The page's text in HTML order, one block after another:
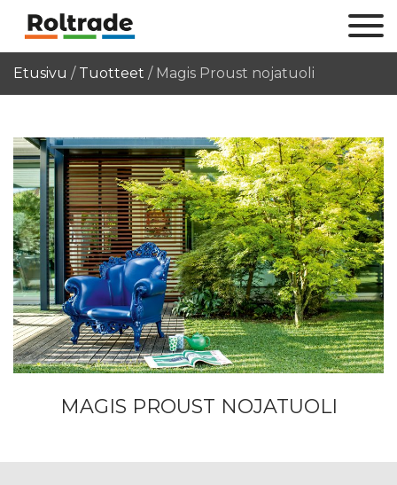
Etusivu / Tuotteet / Magis Proust nojatuoli
MAGIS PROUST NOJATUOLI